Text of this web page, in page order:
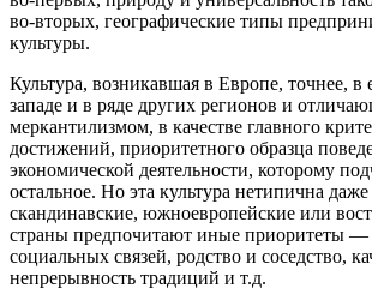
во-вторых, географические типы
культуры.
Культура, возникавшая в Европе, точнее, в
западе и в ряде других регионов и
меркантилизмом, в качестве главного
достижений, приоритетного образца
экономической деятельности, которому
остальное. Но эта культура нетипична
скандинавские, южноевропейские или
страны предпочитают иные приоритеты
социальных связей, родство и соседство,
непрерывность традиций и т.д.